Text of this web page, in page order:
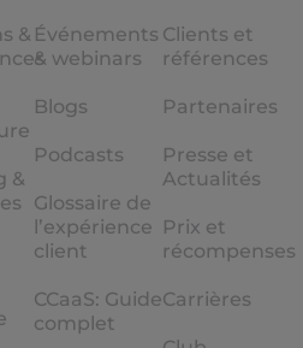
&
&
Événements
& webinars
Blogs
Podcasts
Glossaire de
l’expérience
client
CCaaS: Guide
complet
Clients et
références
Partenaires
Presse et
Actualités
Prix et
récompenses
Carrières